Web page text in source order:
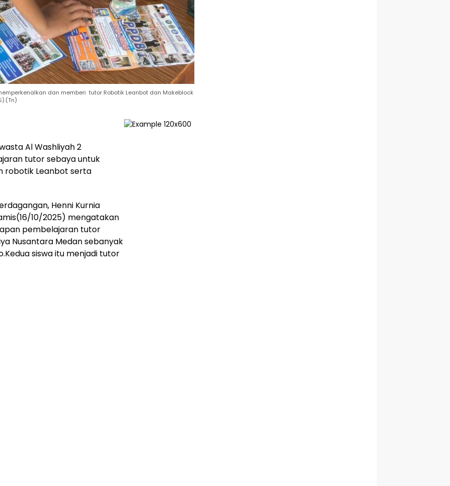
dan memberi tutor Robotik Leanbot dan Makeblock
Al Washliyah 2
tutor sebaya untuk
robotik Leanbot serta
Henni Kurnia
10/2025) mengatakan
pembelajaran tutor
Nusantara Medan sebanyak
siswa itu menjadi tutor